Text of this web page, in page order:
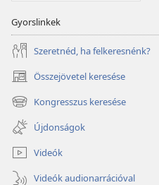
Gyorslinkek
Szeretnéd, ha felkeresnénk?
Összejövetel keresése
(opens
new
window)
Kongresszus keresése
(opens
new
window)
Újdonságok
Videók
Videók audionarrációval